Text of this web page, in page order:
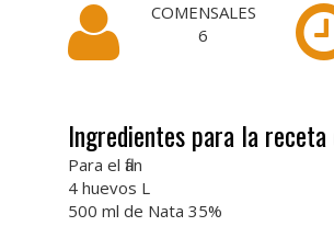
COMENSALES
6
Ingredientes para la receta
Para el flan
4 huevos L
500 ml de Nata 35%